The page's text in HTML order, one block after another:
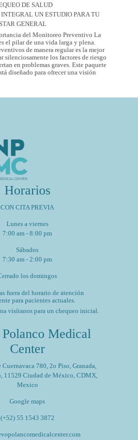
DE SALUD
UN ESTUDIO PARA TU
GENERAL
del Monitoreo Preventivo La
el pilar de una vida larga y plena.
de manera regular es la mejor
silenciosamente los factores de riesgo
en problemas graves. Este paquete
diseñado para ofrecer una visión
Horarios
CON CITA PREVIA
Lunes a viernes
7:00 am - 8:00 pm
Sábados
7:30 am - 2:00 pm
los domingos
fuera del horario de atención
para pacientes actuales.
visítanos para un chequeo inicial.
Medical
Center
Cuernavaca 780, 2o Piso, Granada,
11529 Ciudad de México, CDMX,
Mexico
Google maps
(+52) 55 1543 3872